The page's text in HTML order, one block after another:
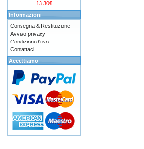
13.30€
Informazioni
Consegna & Restituzione
Avviso privacy
Condizioni d'uso
Contattaci
Accettiamo